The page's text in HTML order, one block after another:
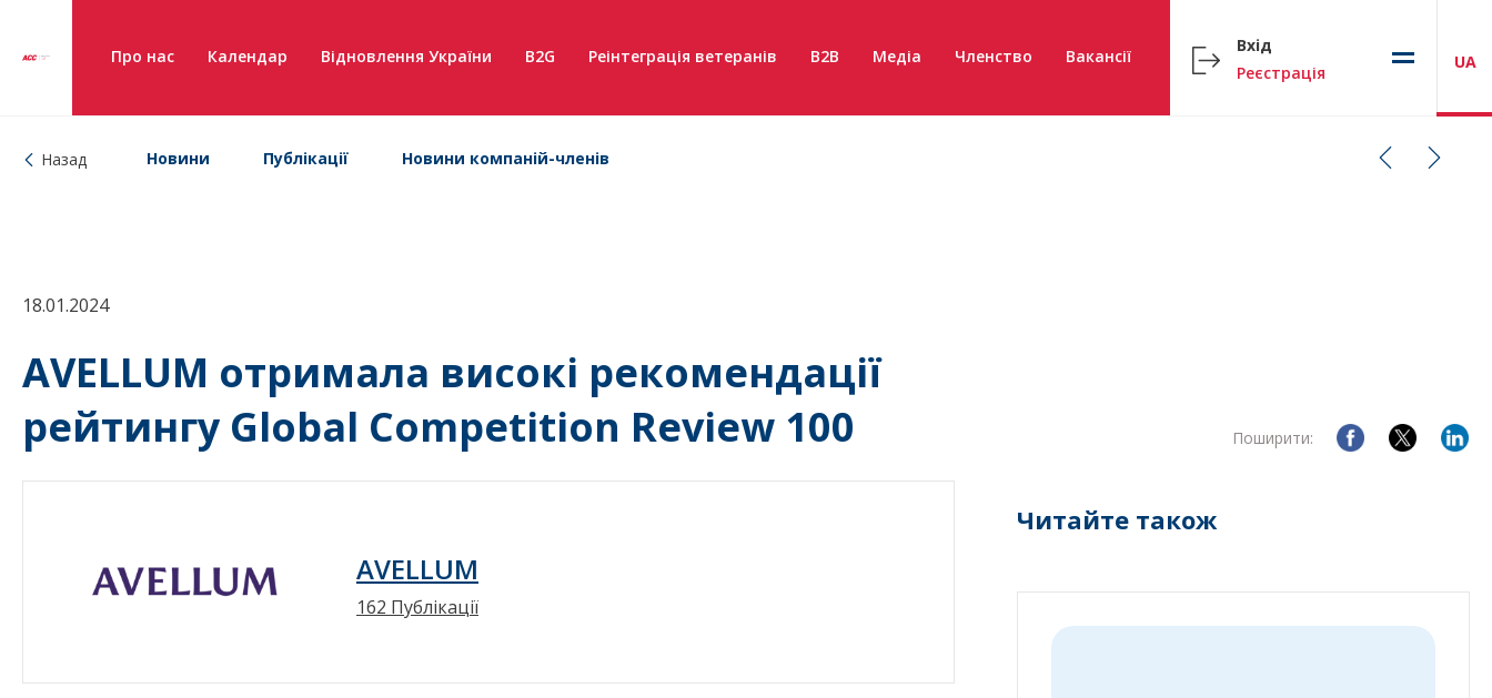
Про нас Календар Відновлення України B2G Реінтеграція ветеранів B2B Медіа Членство Вакансії
Вхід
Реєстрація
UA
Назад Новини Публікації Новини компаній-членів
18.01.2024
AVELLUM отримала високі рекомендації
рейтингу Global Competition Review 100
Поширити:
AVELLUM
162 Публікації
Читайте також